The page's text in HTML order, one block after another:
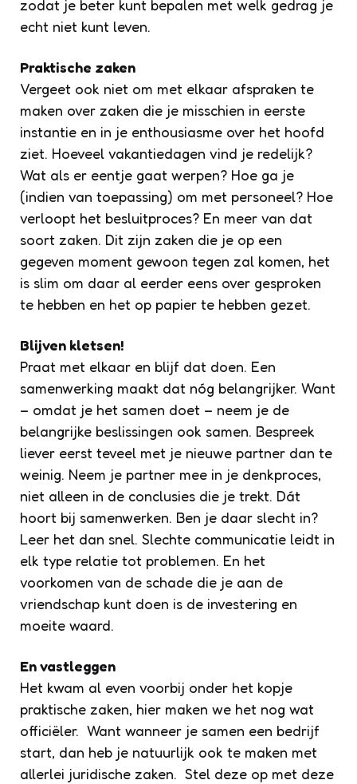
zodat je beter kunt bepalen met welk gedrag je
echt niet kunt leven.
Praktische zaken
Vergeet ook niet om met elkaar afspraken te
maken over zaken die je misschien in eerste
instantie en in je enthousiasme over het hoofd
ziet. Hoeveel vakantiedagen vind je redelijk?
Wat als er eentje gaat werpen? Hoe ga je
(indien van toepassing) om met personeel? Hoe
verloopt het besluitproces? En meer van dat
soort zaken. Dit zijn zaken die je op een
gegeven moment gewoon tegen zal komen, het
is slim om daar al eerder eens over gesproken
te hebben en het op papier te hebben gezet.
Blijven kletsen!
Praat met elkaar en blijf dat doen. Een
samenwerking maakt dat nóg belangrijker. Want
– omdat je het samen doet – neem je de
belangrijke beslissingen ook samen. Bespreek
liever eerst teveel met je nieuwe partner dan te
weinig. Neem je partner mee in je denkproces,
niet alleen in de conclusies die je trekt. Dát
hoort bij samenwerken. Ben je daar slecht in?
Leer het dan snel. Slechte communicatie leidt in
elk type relatie tot problemen. En het
voorkomen van de schade die je aan de
vriendschap kunt doen is de investering en
moeite waard.
En vastleggen
Het kwam al even voorbij onder het kopje
praktische zaken, hier maken we het nog wat
officiëler. Want wanneer je samen een bedrijf
start, dan heb je natuurlijk ook te maken met
allerlei juridische zaken. Stel deze op met deze